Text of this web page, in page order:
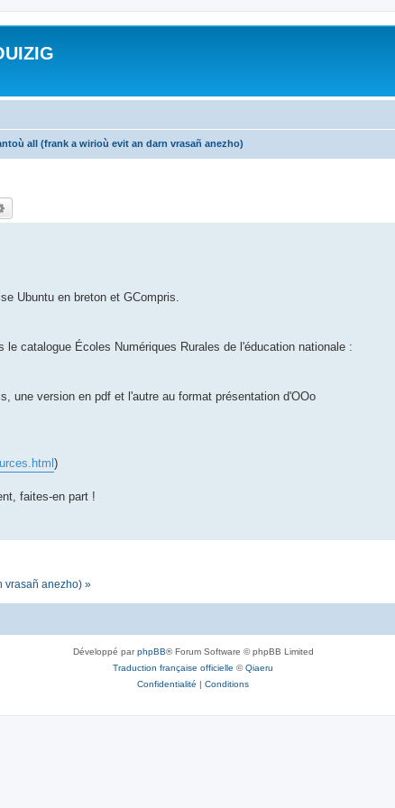
all (frank a wirioù evit an darn vrasañ anezho)
Ubuntu en breton et GCompris.
catalogue Écoles Numériques Rurales de l'éducation nationale :
une version en pdf et l'autre au format présentation d'OOo
)
faites-en part !
vrasañ anezho) »
Développé parphpBB® Forum Software © phpBB Limited
Traduction française officielle ©Qiaeru
Confidentialité | Conditions